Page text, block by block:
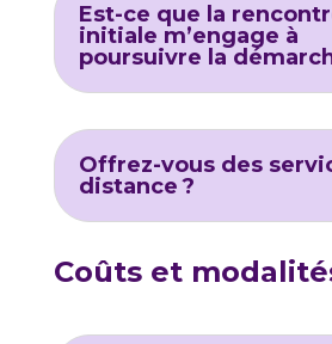
Est-ce que la
initiale m’engage à
poursuivre la
Offrez-vous des
distance ?
Coûts et